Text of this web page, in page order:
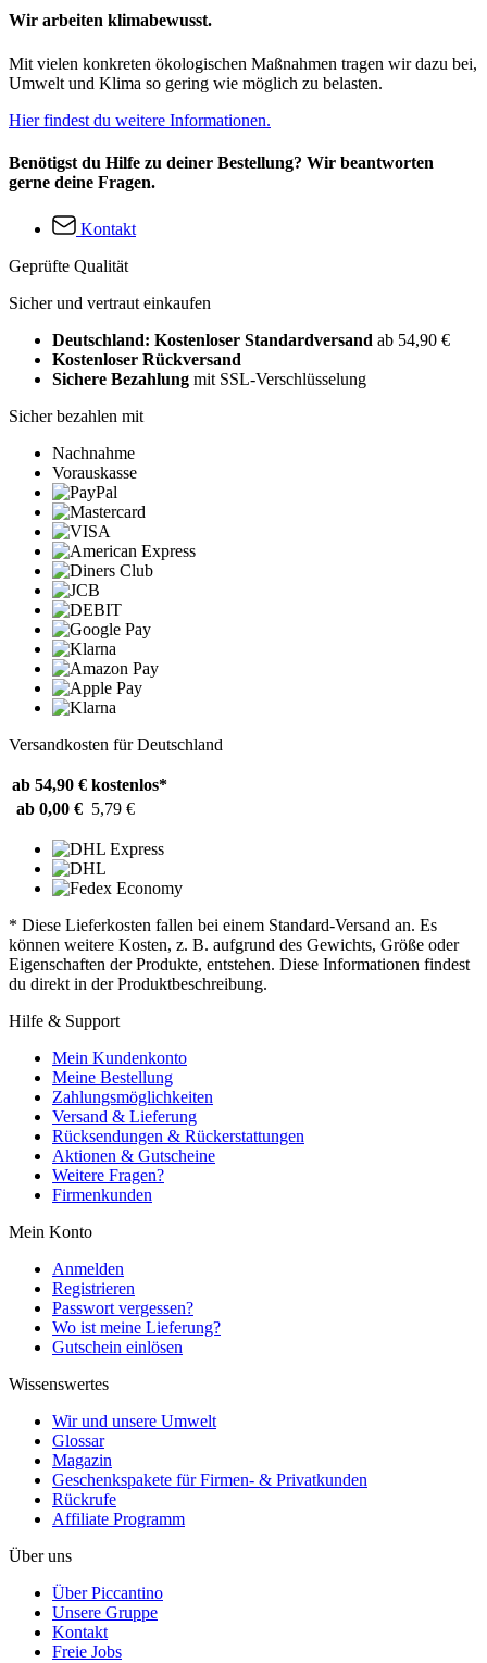
Wir arbeiten klimabewusst.
Mit vielen konkreten ökologischen Maßnahmen tragen wir dazu bei,
Umwelt und Klima so gering wie möglich zu belasten.
Hier findest du weitere Informationen.
Benötigst du Hilfe zu deiner Bestellung? Wir beantworten
gerne deine Fragen.
Kontakt
Geprüfte Qualität
Sicher und vertraut einkaufen
Deutschland: Kostenloser Standardversand ab 54,90 €
Kostenloser Rückversand
Sichere Bezahlung mit SSL-Verschlüsselung
Sicher bezahlen mit
Nachnahme
Vorauskasse
Versandkosten für Deutschland
ab 54,90 € kostenlos*
ab 0,00 € 5,79 €
* Diese Lieferkosten fallen bei einem Standard-Versand an. Es
können weitere Kosten, z. B. aufgrund des Gewichts, Größe oder
Eigenschaften der Produkte, entstehen. Diese Informationen findest
du direkt in der Produktbeschreibung.
Hilfe & Support
Mein Kundenkonto
Meine Bestellung
Zahlungsmöglichkeiten
Versand & Lieferung
Rücksendungen & Rückerstattungen
Aktionen & Gutscheine
Weitere Fragen?
Firmenkunden
Mein Konto
Anmelden
Registrieren
Passwort vergessen?
Wo ist meine Lieferung?
Gutschein einlösen
Wissenswertes
Wir und unsere Umwelt
Glossar
Magazin
Geschenkspakete für Firmen- & Privatkunden
Rückrufe
Affiliate Programm
Über uns
Über Piccantino
Unsere Gruppe
Kontakt
Freie Jobs